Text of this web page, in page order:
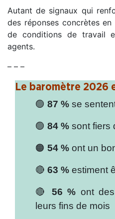
Autant de signaux qui
des réponses concrètes
de conditions de travail
agents.
– – –
Le baromètre 2026
🟢 87 % se
🟢 84 % sont fiers
🟠 54 % ont un
🔴 63 % estiment
🔴 56 % ont
leurs fins de mois